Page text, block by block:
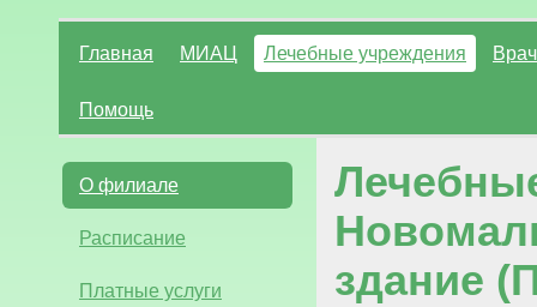
Главная МИАЦ Лечебные учреждения
Помощь
О филиале
Расписание
Платные услуги
здание